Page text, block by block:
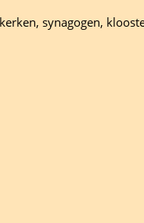
synagogen,